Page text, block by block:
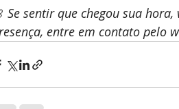
Se sentir que chegou sua
entre em contato pelo